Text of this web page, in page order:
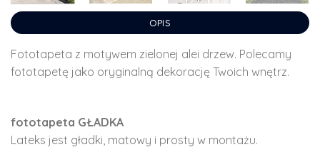
OPIS
Fototapeta z motywem zielonej alei drzew. Polecamy
fototapetę jako oryginalną dekorację Twoich wnętrz.
fototapeta GŁADKA
Lateks jest gładki, matowy i prosty w montażu.